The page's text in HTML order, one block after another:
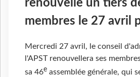
renouvelle un tiers
membres le 27 avril
Mercredi 27 avril, le conseil
l'APST renouvellera ses
sa 46e assemblée générale, qui